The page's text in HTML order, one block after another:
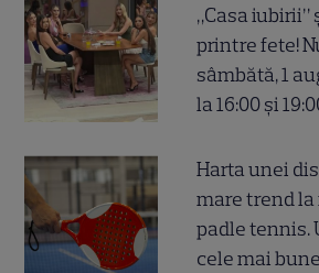
„Casa iubirii”
printre fete!
sâmbătă, 1
la 16:00 și
Harta unei
mare trend
padle tennis.
cele mai